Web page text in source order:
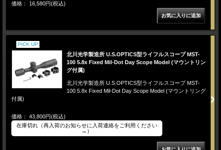
価格： 16,580円(税込)
PICK UP
北川光学製造所 U.S.OPTICS型ライフルスコープ MST-
100 5.8x Fixed Mil-Dot Day Scope Model (マウントリン
グ付属)
北川光学製造所 U.S.OPTICS型ライフルスコープ MST-
100 5.8x Fixed Mil-Dot Day Scope Model (マウントリング
付属)
価格： 43,800円(税込)
在庫切れ（再入荷のお知らせに入荷連絡をご利用ください
→）